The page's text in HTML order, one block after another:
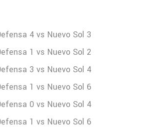
4 vs Nuevo Sol 3
1 vs Nuevo Sol 2
3 vs Nuevo Sol 4
1 vs Nuevo Sol 6
0 vs Nuevo Sol 4
1 vs Nuevo Sol 6